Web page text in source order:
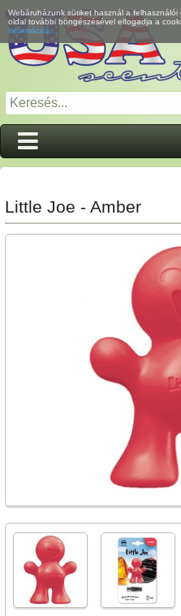
Webáruházunk sütiket használ a felhasználói
oldal további böngészésével elfogadja a
információk...
Little Joe - Amber